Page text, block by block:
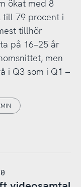
ökat med 8
till 79 procent i
tillhör
på 16–25 år
men
i Q3 som i Q1 –